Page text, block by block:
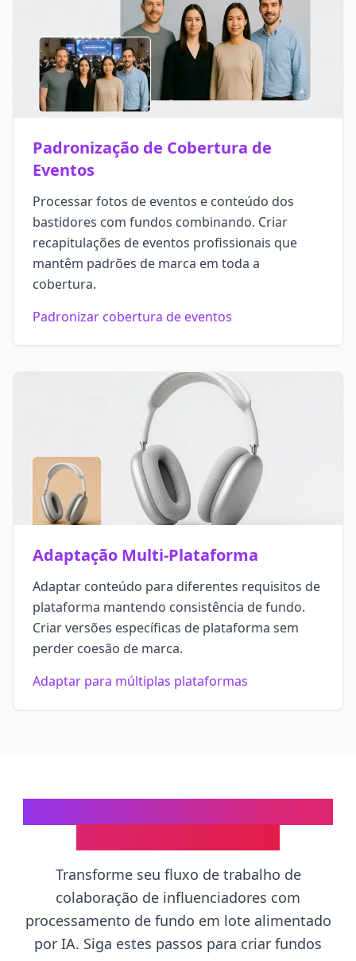
Padronização de Cobertura de
Eventos
Processar fotos de eventos e conteúdo dos
bastidores com fundos combinando. Criar
recapitulações de eventos profissionais que
mantêm padrões de marca em toda a
cobertura.
Padronizar cobertura de eventos
Adaptação Multi-Plataforma
Adaptar conteúdo para diferentes requisitos de
plataforma mantendo consistência de fundo.
Criar versões específicas de plataforma sem
perder coesão de marca.
Adaptar para múltiplas plataformas
Transforme seu fluxo de trabalho de
colaboração de influenciadores com
processamento de fundo em lote alimentado
por IA. Siga estes passos para criar fundos